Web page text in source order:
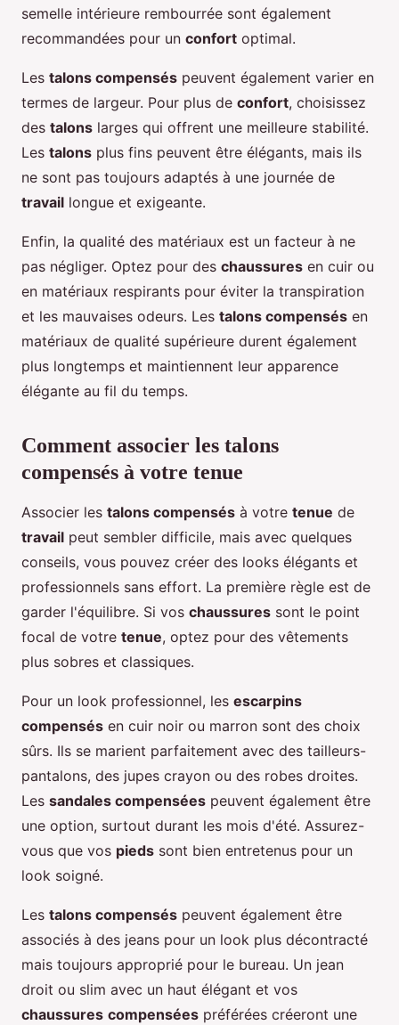
semelle intérieure rembourrée sont également
recommandées pour un confort optimal.
Les talons compensés peuvent également varier en
termes de largeur. Pour plus de confort, choisissez
des talons larges qui offrent une meilleure stabilité.
Les talons plus fins peuvent être élégants, mais ils
ne sont pas toujours adaptés à une journée de
travail longue et exigeante.
Enfin, la qualité des matériaux est un facteur à ne
pas négliger. Optez pour des chaussures en cuir ou
en matériaux respirants pour éviter la transpiration
et les mauvaises odeurs. Les talons compensés en
matériaux de qualité supérieure durent également
plus longtemps et maintiennent leur apparence
élégante au fil du temps.
Comment associer les talons
compensés à votre tenue
Associer les talons compensés à votre tenue de
travail peut sembler difficile, mais avec quelques
conseils, vous pouvez créer des looks élégants et
professionnels sans effort. La première règle est de
garder l'équilibre. Si vos chaussures sont le point
focal de votre tenue, optez pour des vêtements
plus sobres et classiques.
Pour un look professionnel, les escarpins
compensés en cuir noir ou marron sont des choix
sûrs. Ils se marient parfaitement avec des tailleurs-
pantalons, des jupes crayon ou des robes droites.
Les sandales compensées peuvent également être
une option, surtout durant les mois d'été. Assurez-
vous que vos pieds sont bien entretenus pour un
look soigné.
Les talons compensés peuvent également être
associés à des jeans pour un look plus décontracté
mais toujours approprié pour le bureau. Un jean
droit ou slim avec un haut élégant et vos
chaussures compensées préférées créeront une